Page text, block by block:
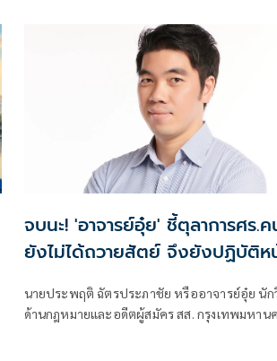
กำกับตลาด' เป็น 'ผู้นำตลาดในภาวะวิกฤต'
จบนะ! 'อาจารย์อุ๋ย' ชี้ตุลาการศร.ค
ยังไม่ได้ถวายสัตย์ จึงยังปฏิบัติห
นายประพฤติ ฉัตรประภาชัย หรืออาจารย์อุ๋ย นัก
ด้านกฎหมายและอดีตผู้สมัคร สส. กรุงเทพมหาน